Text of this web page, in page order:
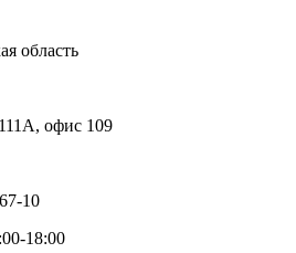
область
офис 109
10
18:00